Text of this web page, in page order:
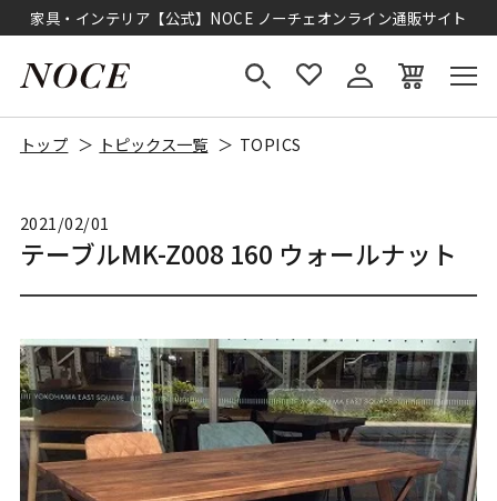
家具・インテリア【公式】NOCE ノーチェオンライン通販サイト
トップ トピックス一覧 TOPICS
2021/02/01
テーブルMK-Z008 160 ウォールナット